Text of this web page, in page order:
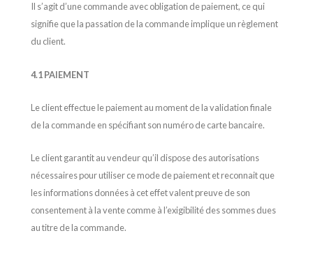
Il s’agit d’une commande avec obligation de paiement, ce qui
signifie que la passation de la commande implique un règlement
du client.
4.1 PAIEMENT
Le client effectue le paiement au moment de la validation finale
de la commande en spécifiant son numéro de carte bancaire.
Le client garantit au vendeur qu’il dispose des autorisations
nécessaires pour utiliser ce mode de paiement et reconnait que
les informations données à cet effet valent preuve de son
consentement à la vente comme à l’exigibilité des sommes dues
au titre de la commande.